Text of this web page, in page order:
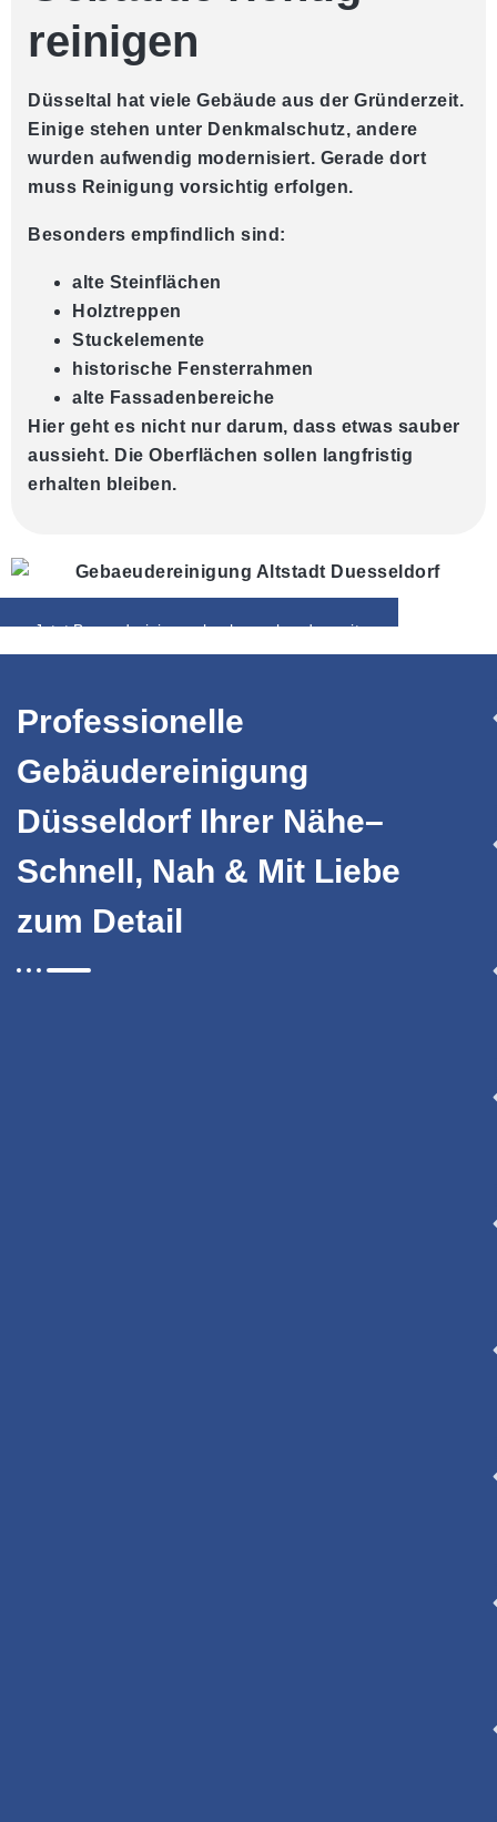
reinigen
Düsseltal hat viele Gebäude aus der Gründerzeit.
Einige stehen unter Denkmalschutz, andere
wurden aufwendig modernisiert. Gerade dort
muss Reinigung vorsichtig erfolgen.
Besonders empfindlich sind:
alte Steinflächen
Holztreppen
Stuckelemente
historische Fensterrahmen
alte Fassadenbereiche
Hier geht es nicht nur darum, dass etwas sauber
aussieht. Die Oberflächen sollen langfristig
erhalten bleiben.
Jetzt Bauendreinigung buchen – bundesweit,
Professionelle
Gebäudereinigung
Düsseldorf Ihrer Nähe–
Schnell, Nah & Mit Liebe
zum Detail